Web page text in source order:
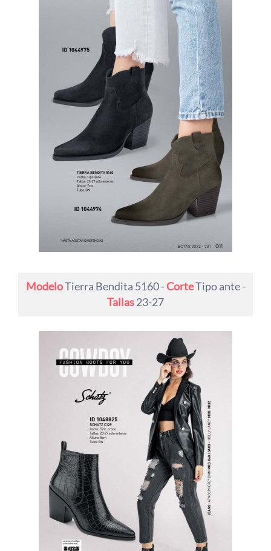
ModeloTierra Bendita 5160 -CorteTipo ante -
Tallas23-27